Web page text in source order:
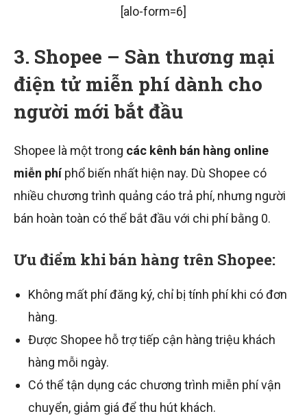
[alo-form=6]
3. Shopee – Sàn thương mại
điện tử miễn phí dành cho
người mới bắt đầu
Shopee là một trong các kênh bán hàng online
miễn phíphổ biến nhất hiện nay. Dù Shopee có
nhiều chương trình quảng cáo trả phí, nhưng người
bán hoàn toàn có thể bắt đầu với chi phí bằng 0.
Ưu điểm khi bán hàng trên Shopee:
Không mất phí đăng ký, chỉ bị tính phí khi có đơn
hàng.
Được Shopee hỗ trợ tiếp cận hàng triệu khách
hàng mỗi ngày.
Có thể tận dụng các chương trình miễn phí vận
chuyển, giảm giá để thu hút khách.